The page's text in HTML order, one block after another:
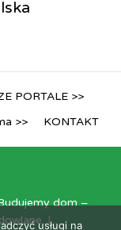
PORTALE >>
>> KONTAKT
dom –
usługi na